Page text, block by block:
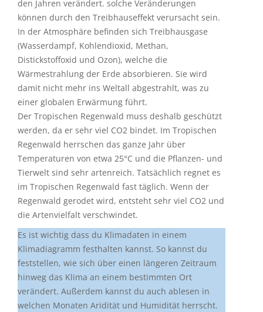
den Jahren verändert. solche Veränderungen
können durch den Treibhauseffekt verursacht sein.
In der Atmosphäre befinden sich Treibhausgase
(Wasserdampf, Kohlendioxid, Methan,
Distickstoffoxid und Ozon), welche die
Wärmestrahlung der Erde absorbieren. Sie wird
damit nicht mehr ins Weltall abgestrahlt, was zu
einer globalen Erwärmung führt.
Der Tropischen Regenwald muss deshalb geschützt
werden, da er sehr viel CO2 bindet. Im Tropischen
Regenwald herrschen das ganze Jahr über
Temperaturen von etwa 25°C und die Pflanzen- und
Tierwelt sind sehr artenreich. Tatsächlich regnet es
im Tropischen Regenwald fast täglich. Wenn der
Regenwald gerodet wird, entsteht sehr viel CO2 und
die Artenvielfalt verschwindet.
Es ist wichtig dass du Klimadaten in einem
Klimadiagramm festhalten kannst. So kannst du
feststellen, wie sich über einen längeren Zeitraum
hinweg das Klima an einem bestimmten Ort
verändert. Außerdem kannst du auch ablesen in
welchen Monaten Aridität und Humidität herrscht.